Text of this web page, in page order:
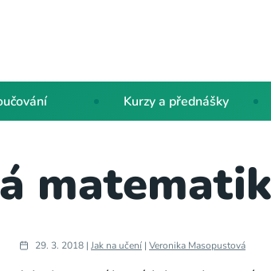
Kurzy a přednášky
29. 3. 2018 | Jak na učení | Veronika Masopustová